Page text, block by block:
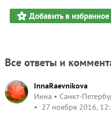
Добавить в избранное
Все ответы и
InnaRaevnikova
Инна
Санкт-
27 ноября 2016,